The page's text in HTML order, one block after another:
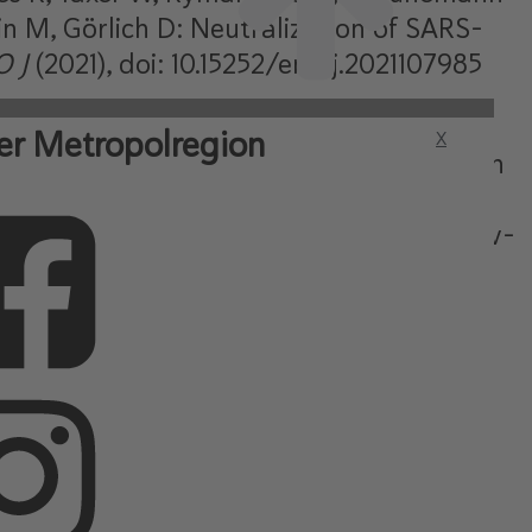
X
Metropolregion
M, Görlich D: Neutralization of SARS-
J(2021), doi: 10.15252/embj.2021107985
biophysikalische Chemie, Göttingen
Göttingen
stabile-nanobodies-stoppen-sars-cov-